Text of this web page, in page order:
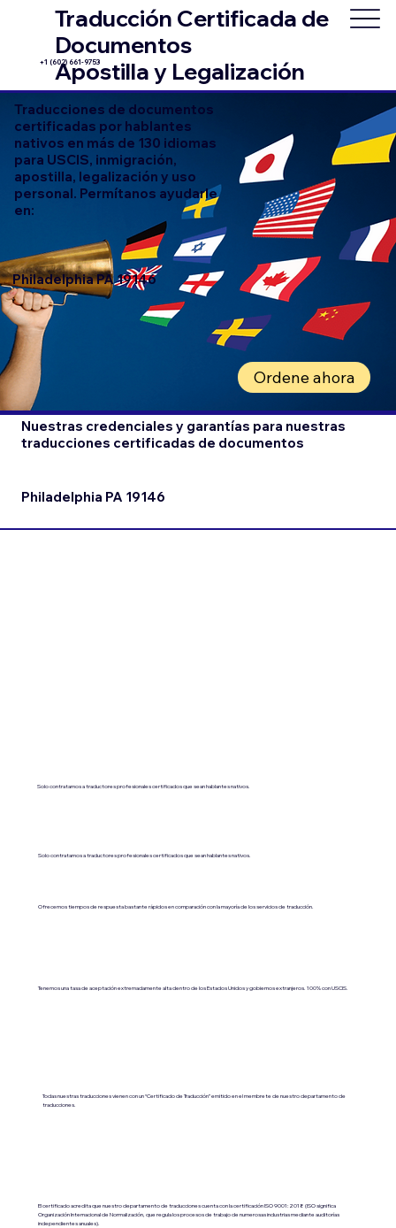
Traducción Certificada de
Documentos
Apostilla y Legalización
+1 (602) 661-9753
Traducciones de documentos
certificadas por hablantes
nativos en más de 130 idiomas
para USCIS, inmigración,
apostilla, legalización y uso
personal. Permítanos ayudarle
en:
Philadelphia PA 19146
Ordene ahora
Nuestras credenciales y garantías para nuestras
traducciones certificadas de documentos
Philadelphia PA 19146
Solo contratamos a traductores profesionales certificados que sean hablantes nativos.
Solo contratamos a traductores profesionales certificados que sean hablantes nativos.
Ofrecemos tiempos de respuesta bastante rápidos en comparación con la mayoría de los servicios de traducción.
Tenemos una tasa de aceptación extremadamente alta dentro de los Estados Unidos y gobiernos extranjeros. 100% con USCIS.
Todas nuestras traducciones vienen con un “Certificado de Traducción” emitido en el membrete de nuestro departamento de
traducciones.
El certificado acredita que nuestro departamento de traducciones cuenta con la certificación ISO 9001:2018 (ISO significa
Organización Internacional de Normalización, que regula los procesos de trabajo de numerosas industrias mediante auditorías
independientes anuales).